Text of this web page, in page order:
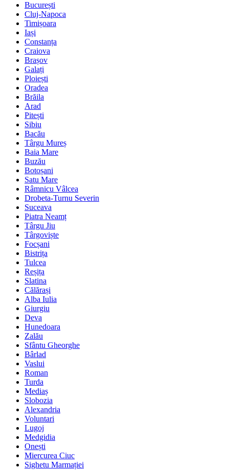
București
Cluj-Napoca
Timișoara
Iași
Constanța
Craiova
Brașov
Galați
Ploiești
Oradea
Brăila
Arad
Pitești
Sibiu
Bacău
Târgu Mureș
Baia Mare
Buzău
Botoșani
Satu Mare
Râmnicu Vâlcea
Drobeta-Turnu Severin
Suceava
Piatra Neamț
Târgu Jiu
Târgoviște
Focșani
Bistrița
Tulcea
Reșița
Slatina
Călărași
Alba Iulia
Giurgiu
Deva
Hunedoara
Zalău
Sfântu Gheorghe
Bârlad
Vaslui
Roman
Turda
Mediaș
Slobozia
Alexandria
Voluntari
Lugoj
Medgidia
Onești
Miercurea Ciuc
Sighetu Marmației